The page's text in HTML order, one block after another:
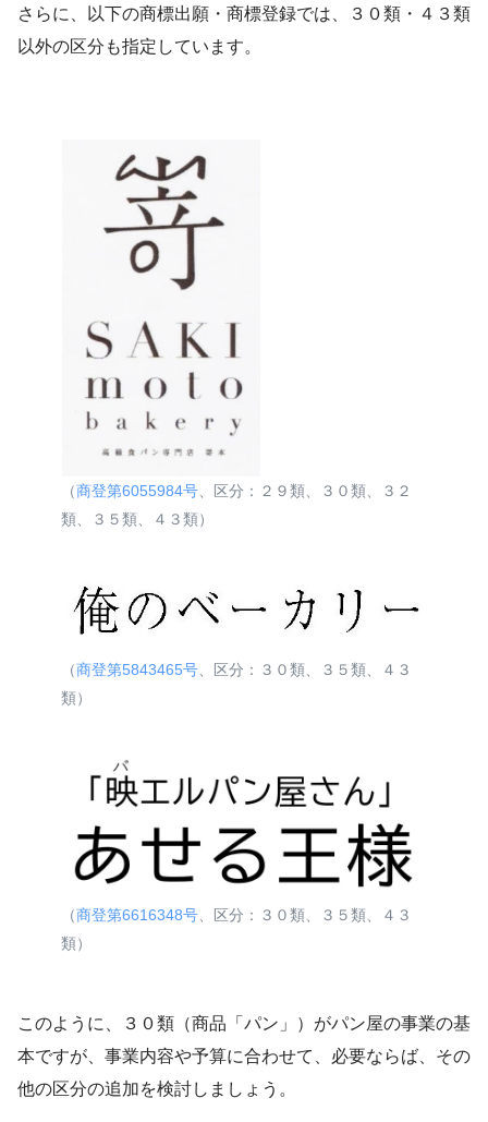
さらに、以下の商標出願・商標登録では、３０類・４３類
以外の区分も指定しています。
（商登第6055984号 、区分：２９類、３０類、３２
類、３５類、４３類）
（商登第5843465号 、区分：３０類、３５類、４３
類）
（商登第6616348号 、区分：３０類、３５類、４３
類）
このように、３０類（商品「パン」）がパン屋の事業の基
本ですが、事業内容や予算に合わせて、必要ならば、その
他の区分の追加を検討しましょう。